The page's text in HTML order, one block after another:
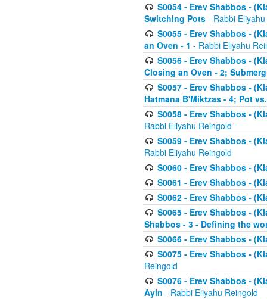
S0054 - Erev Shabbos -
Switching Pots - Rabbi
S0055 - Erev Shabbos -
an Oven - 1 - Rabbi Eliyahu
S0056 - Erev Shabbos -
Closing an Oven - 2;
S0057 - Erev Shabbos -
Hatmana B'Miktzas - 4; Pot
S0058 - Erev Shabbos -
Rabbi Eliyahu Reingold
S0059 - Erev Shabbos -
Rabbi Eliyahu Reingold
S0060 - Erev Shabbos -
S0061 - Erev Shabbos -
S0062 - Erev Shabbos -
S0065 - Erev Shabbos -
Shabbos - 3 - Defining the
S0066 - Erev Shabbos -
S0075 - Erev Shabbos -
Reingold
S0076 - Erev Shabbos -
Ayin - Rabbi Eliyahu Reingold